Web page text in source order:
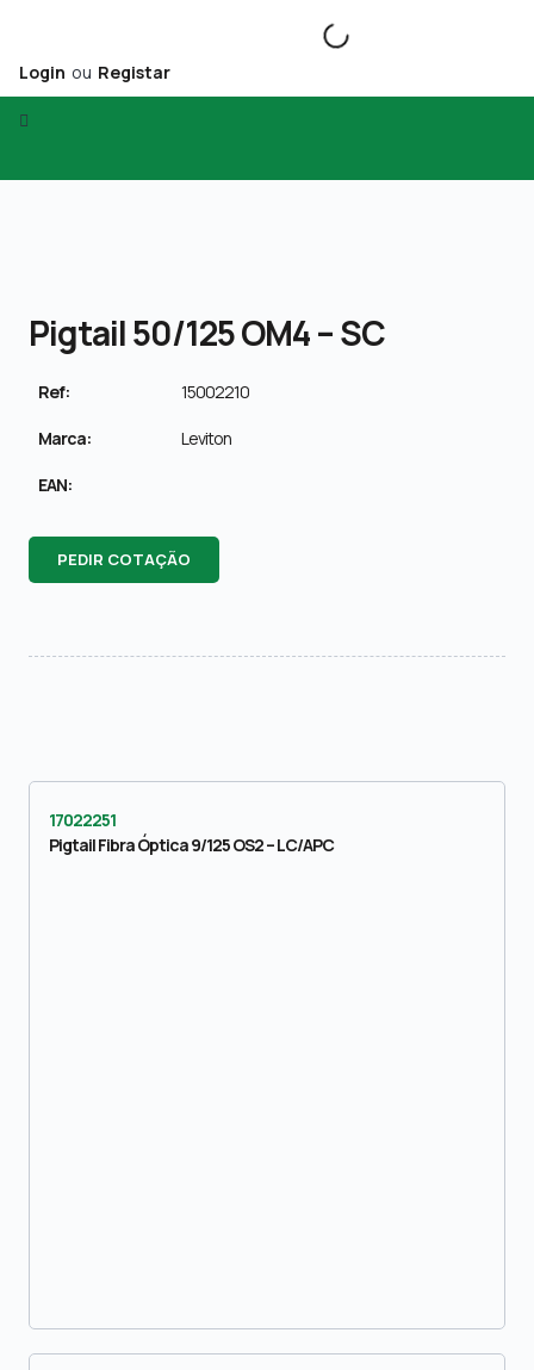
Login ou Registar
Pigtail 50/125 OM4 – SC
Ref: 15002210
Marca: Leviton
EAN:
PEDIR COTAÇÃO
17022251
Pigtail Fibra Óptica 9/125 OS2 – LC/APC